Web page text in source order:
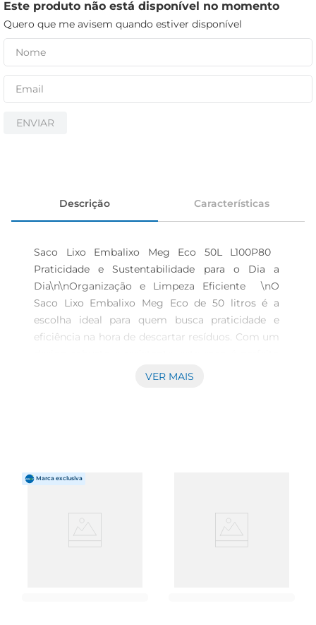
Este produto não está disponível no momento
Quero que me avisem quando estiver disponível
ENVIAR
Descrição Características
Saco Lixo Embalixo Meg Eco 50L L100P80
Praticidade e Sustentabilidade para o Dia a
Dia\n\nOrganização e Limpeza Eficiente  \nO
Saco Lixo Embalixo Meg Eco de 50 litros é a
escolha ideal para quem busca praticidade e
eficiência na hora de descartar resíduos. Com um
para uso em casa, no escritório ou em eventos,
uma alternativa consciente para o descarte de
contribua para um planeta mais limpo enquanto
VER MAIS
papel higiênico
cerveja